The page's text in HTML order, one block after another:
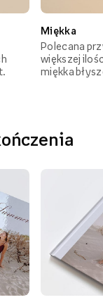
Miękka
Polecana
większej
miękka